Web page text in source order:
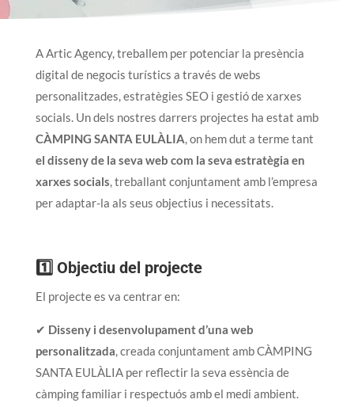
A Artic Agency, treballem per potenciar la presència
digital de negocis turístics a través de webs
personalitzades, estratègies SEO i gestió de xarxes
socials. Un dels nostres darrers projectes ha estat amb
CÀMPING SANTA EULÀLIA, on hem dut a terme tant
el disseny de la seva web com la seva estratègia en
xarxes socials, treballant conjuntament amb l’empresa
per adaptar-la als seus objectius i necessitats.
1️⃣ Objectiu del projecte
El projecte es va centrar en:
✔ Disseny i desenvolupament d’una web
personalitzada, creada conjuntament amb CÀMPING
SANTA EULÀLIA per reflectir la seva essència de
càmping familiar i respectuós amb el medi ambient.